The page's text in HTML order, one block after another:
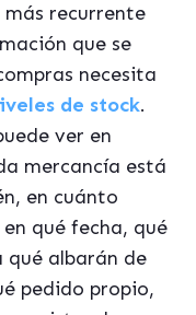
más recurrente
que se
necesita
de stock.
ver en
mercancía está
en cuánto
qué fecha, qué
qué albarán de
pedido propio,